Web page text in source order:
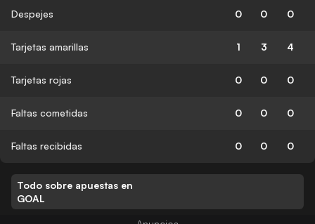
Despejes 0 0 0
Tarjetas amarillas 1 3 4
Tarjetas rojas 0 0 0
Faltas cometidas 0 0 0
Faltas recibidas 0 0 0
Todo sobre apuestas en
GOAL